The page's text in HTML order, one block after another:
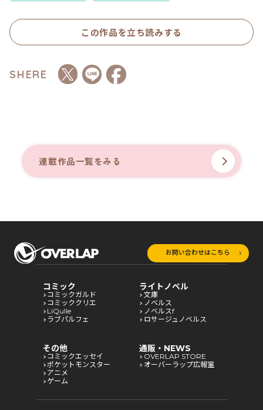
この作品を立ち読みする
SHERE
連載作品一覧をみる
お問い合わせはこちら
コミック
コミックガルド
コミッククリエ
LiQulle
ラブパルフェ
ライトノベル
文庫
ノベルス
ノベルスf
ロサージュノベルス
その他
コミックエッセイ
ポケットモンスター
アニメ
ゲーム
通販・NEWS
OVERLAP STORE
オーバーラップ広報室